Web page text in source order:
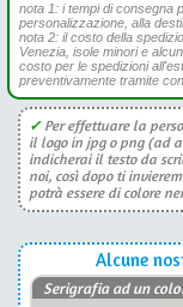
nota 1: i tempi di consegna
personalizzazione, alla
nota 2: il costo della
Venezia, isole minori e
costo per le spedizioni
preventivamente tramite
✓Per effettuare la
il logo in jpg o png (ad
indicherai il testo da
noi, così dopo ti
potrà essere di colore
Alcune
Serigrafia ad un